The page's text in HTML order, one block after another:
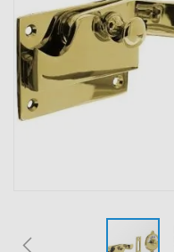
ons voorop,
goede relatie
verschil maakt.